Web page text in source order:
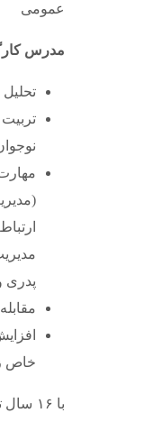
عمومی
مدرس
پدری
خاص
با ۱۶ سال